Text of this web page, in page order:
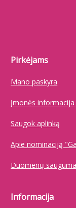
Pirkėjams
Įmonės informacija
Saugok aplinką
Apie nominaciją
Duomenų
Mano paskyra
Informacija